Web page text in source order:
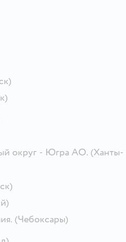
округ - Югра АО. (Ханты-
(Чебоксары)